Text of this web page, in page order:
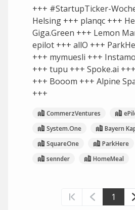
+++ #StartupTicker-
Helsing +++ planqc +++
Giga.Green +++ Lemon
epilot +++ allO +++
+++ mymuesli +++
+++ tupu +++ Spoke.ai
+++ Booom +++ Alpine
+++
CommerzVentures
System.One
Bayern
SquareOne
ParkHere
sennder
HomeMeal
1